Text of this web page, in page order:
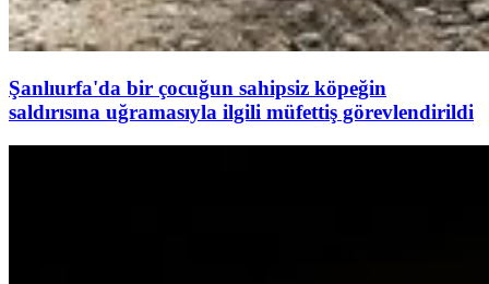
Şanlıurfa'da bir çocuğun sahipsiz köpeğin
saldırısına uğramasıyla ilgili müfettiş görevlendirildi